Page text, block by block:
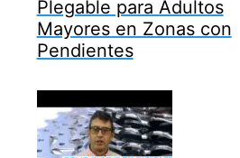
Plegable para Adultos
Mayores en Zonas con
Pendientes